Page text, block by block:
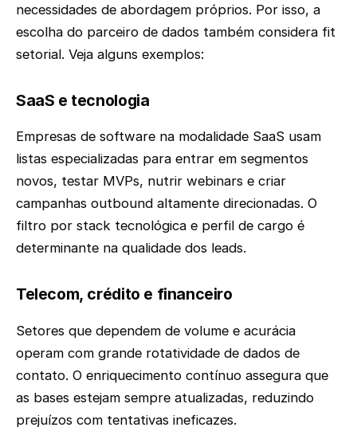
necessidades de abordagem próprios. Por isso, a
escolha do parceiro de dados também considera fit
setorial. Veja alguns exemplos:
SaaS e tecnologia
Empresas de software na modalidade SaaS usam
listas especializadas para entrar em segmentos
novos, testar MVPs, nutrir webinars e criar
campanhas outbound altamente direcionadas. O
filtro por stack tecnológica e perfil de cargo é
determinante na qualidade dos leads.
Telecom, crédito e financeiro
Setores que dependem de volume e acurácia
operam com grande rotatividade de dados de
contato. O enriquecimento contínuo assegura que
as bases estejam sempre atualizadas, reduzindo
prejuízos com tentativas ineficazes.